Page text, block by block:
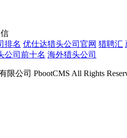
排名 优仕达猎头公司官网 猎聘汇
公司前十名 海外猎头公司
公司 PbootCMS All Rights